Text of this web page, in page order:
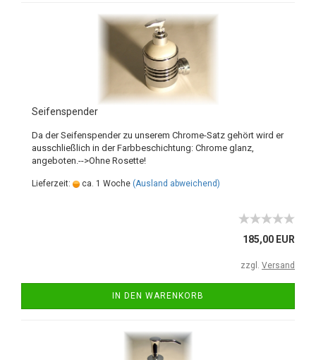
Seifenspender
Da der Seifenspender zu unserem Chrome-Satz gehört wird er
ausschließlich in der Farbbeschichtung: Chrome glanz,
angeboten.-->Ohne Rosette!
Lieferzeit: ca. 1 Woche (Ausland abweichend)
185,00 EUR
zzgl. Versand
IN DEN WARENKORB